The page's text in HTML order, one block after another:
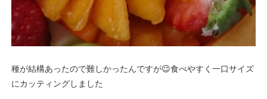
種が結構あったので難しかったんですが😉食べやすく一口サイズ
にカッティングしました